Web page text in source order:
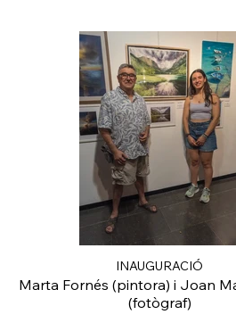
INAUGURACIÓ
Marta Fornés (pintora) i Joan
(fotògraf)